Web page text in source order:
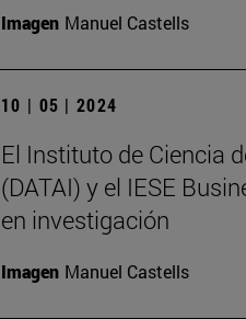
Imagen Manuel Castells
10 | 05 | 2024
El Instituto de Ciencia
(DATAI) y el IESE
en investigación
Imagen Manuel Castells